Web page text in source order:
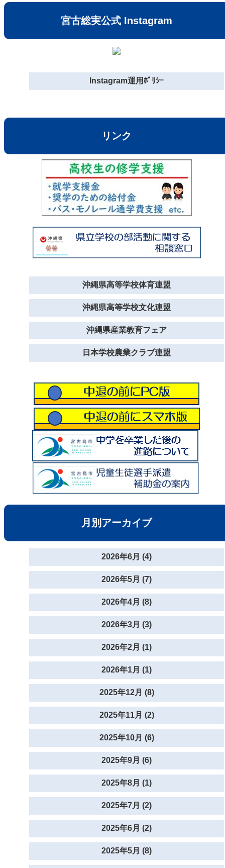
宮古総実公式 Instagram
Instagram運用ﾎﾟﾘｼｰ
リンク
沖縄県高等学校体育連盟
沖縄県高等学校文化連盟
沖縄県産業教育フェア
日本学校農業クラブ連盟
月別アーカイブ
2026年6月 (4)
2026年5月 (7)
2026年4月 (8)
2026年3月 (3)
2026年2月 (1)
2026年1月 (1)
2025年12月 (8)
2025年11月 (2)
2025年10月 (6)
2025年9月 (6)
2025年8月 (1)
2025年7月 (2)
2025年6月 (2)
2025年5月 (8)